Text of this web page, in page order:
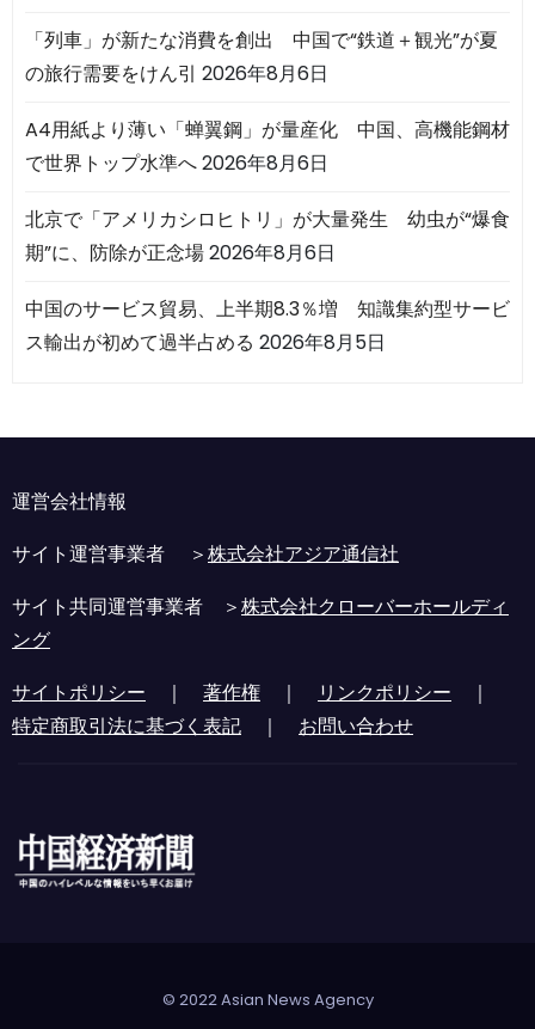
「列車」が新たな消費を創出 中国で“鉄道＋観光”が夏
の旅行需要をけん引 2026年8月6日
A4用紙より薄い「蝉翼鋼」が量産化 中国、高機能鋼材
で世界トップ水準へ2026年8月6日
北京で「アメリカシロヒトリ」が大量発生 幼虫が“爆食
期”に、防除が正念場2026年8月6日
中国のサービス貿易、上半期8.3％増 知識集約型サービ
ス輸出が初めて過半占める 2026年8月5日
運営会社情報
サイト運営事業者 ＞株式会社アジア通信社
サイト共同運営事業者 ＞株式会社クローバーホールディ
ング
サイトポリシー ｜ 著作権 ｜ リンクポリシー ｜
特定商取引法に基づく表記 ｜ お問い合わせ
© 2022 Asian News Agency